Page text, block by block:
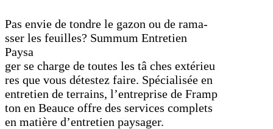
Pas envie de tondre le gazon ou de rama-
sser les feuilles? Summum Entretien
Paysa
ger se charge de toutes les tâ ches extérieu
res que vous détestez faire. Spécialisée en
entretien de terrains, l’entreprise de Framp
ton en Beauce offre des services complets
en matière d’entretien paysager.